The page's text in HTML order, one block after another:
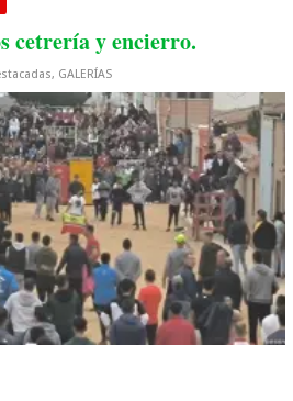
cetrería y encierro.
, GALERÍAS